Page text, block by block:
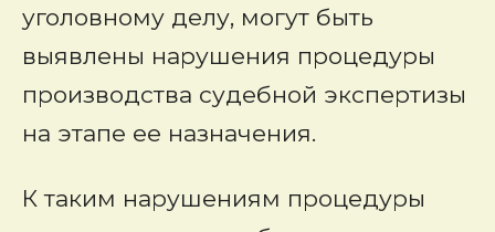
уголовному делу, могут быть
выявлены нарушения процедуры
производства судебной экспертизы
на этапе ее назначения.
К таким нарушениям процедуры